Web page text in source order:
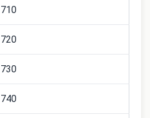
710
720
730
740